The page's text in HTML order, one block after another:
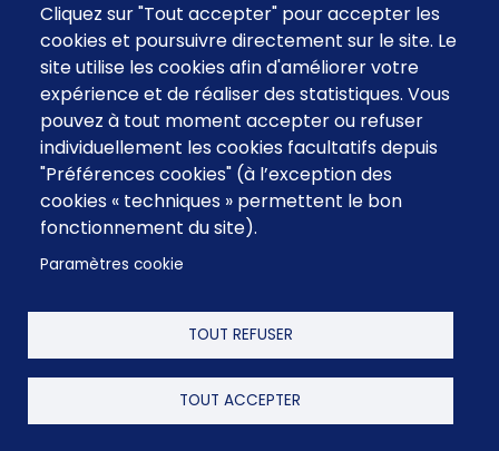
Cliquez sur "Tout accepter" pour accepter les
cookies et poursuivre directement sur le site. Le
site utilise les cookies afin d'améliorer votre
expérience et de réaliser des statistiques. Vous
pouvez à tout moment accepter ou refuser
individuellement les cookies facultatifs depuis
"Préférences cookies" (à l’exception des
cookies « techniques » permettent le bon
fonctionnement du site).
Paramètres cookie
TOUT REFUSER
TOUT ACCEPTER
Menu
footer
CGV
Mentions Légales